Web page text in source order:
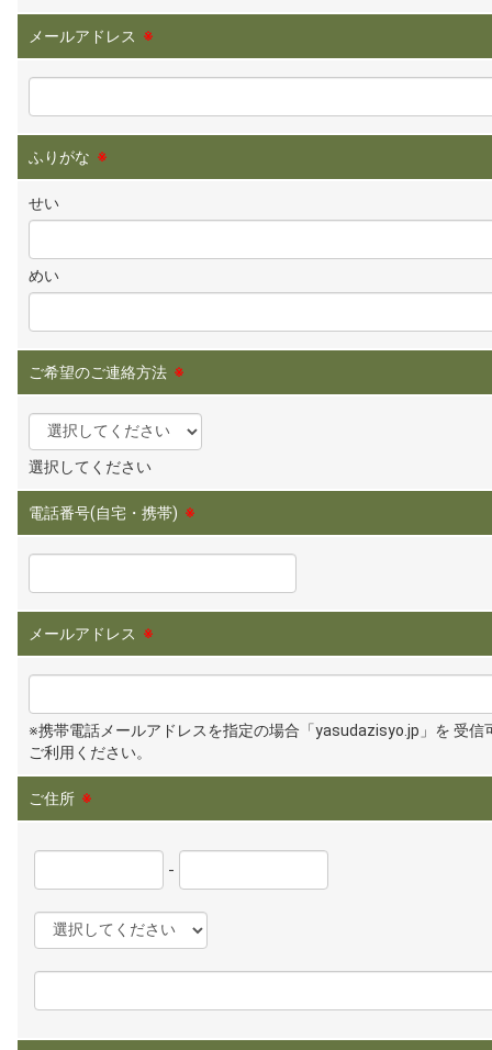
メールアドレス ※
ふりがな ※
せい
めい
ご希望のご連絡方法 ※
選択してください
電話番号(自宅・携帯) ※
メールアドレス ※
※携帯電話メールアドレスを指定の場合「yasudazisyo.jp」を 受信
ご利用ください。
ご住所 ※
-